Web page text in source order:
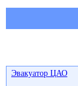
Эвакуатор ЦАО